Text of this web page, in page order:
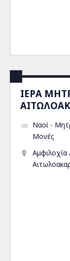
ΙΕΡΑ
Ναοί -
Μονές
Αμφιλοχία